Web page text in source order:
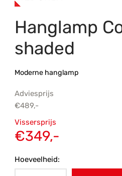
Hanglamp
shaded
Moderne hanglamp
Adviesprijs
€489,-
Oorspronkelijke
prijs was:
Vissersprijs
€349,-
Hoeveelheid: